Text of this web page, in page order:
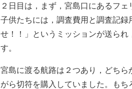
２日目は，まず，宮島口にあるフェ
子供たちには，調査費用と調査記
せ！！」というミッションが送ら
す。
宮島に渡る航路は２つあり，どち
がら切符を購入していました。もち